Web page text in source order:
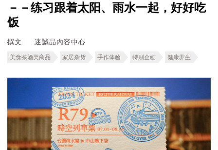
－－练习跟着太阳、雨水一起，好好吃
饭
撰文 迷誠品內容中心
美食茶酒类商品 家居杂货 手作体验 特别企画 健康养生